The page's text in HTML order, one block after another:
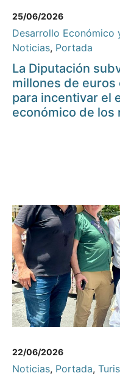
25/06/2026
Desarrollo Económico
Noticias, Portada
La Diputación
millones de
para incentivar el
económico de los
22/06/2026
Noticias, Portada,